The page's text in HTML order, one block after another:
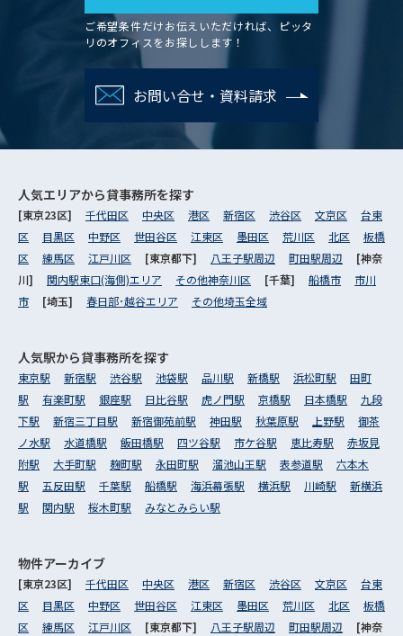
ご希望条件だけお伝えいただければ、ピッタ
リのオフィスをお探しします！
お問い合せ・資料請求
人気エリアから貸事務所を探す
[東京23区] 千代田区 中央区 港区 新宿区 渋谷区 文京区
台東
区
目黒区 中野区 世田谷区 江東区 墨田区 荒川区 北区
板橋
区
練馬区 江戸川区 [東京都下] 八王子駅周辺 町田駅周辺
[神奈
川] 関内駅東口(海側)エリア その他神奈川区 [千葉] 船橋市
市川
市
[埼玉] 春日部･越谷エリア その他埼玉全域
人気駅から貸事務所を探す
東京駅 新宿駅 渋谷駅 池袋駅 品川駅 新橋駅 浜松町駅
田町
駅
有楽町駅 銀座駅 日比谷駅 虎ノ門駅 京橋駅 日本橋駅
九段
下駅
新宿三丁目駅 新宿御苑前駅 神田駅 秋葉原駅 上野駅
御茶
ノ水駅
水道橋駅 飯田橋駅 四ツ谷駅 市ケ谷駅 恵比寿駅
赤坂見
附駅
大手町駅 麹町駅 永田町駅 溜池山王駅 表参道駅
六本木
駅
五反田駅 千葉駅 船橋駅 海浜幕張駅 横浜駅 川崎駅
新横浜
駅
関内駅 桜木町駅 みなとみらい駅
物件アーカイブ
[東京23区] 千代田区 中央区 港区 新宿区 渋谷区 文京区
台東
区
目黒区 中野区 世田谷区 江東区 墨田区 荒川区 北区
板橋
区
練馬区 江戸川区 [東京都下] 八王子駅周辺 町田駅周辺 [神奈